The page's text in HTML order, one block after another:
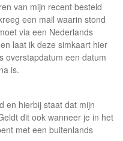
van mijn recent besteld
een mail waarin stond
via een Nederlands
laat ik deze simkaart hier
overstapdatum een datum
is.
en hierbij staat dat mijn
dit ook wanneer je in het
met een buitenlands